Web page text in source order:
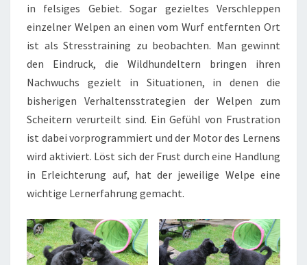
in felsiges Gebiet. Sogar gezieltes Verschleppen
einzelner Welpen an einen vom Wurf entfernten Ort
ist als Stresstraining zu beobachten. Man gewinnt
den Eindruck, die Wildhundeltern bringen ihren
Nachwuchs gezielt in Situationen, in denen die
bisherigen Verhaltensstrategien der Welpen zum
Scheitern verurteilt sind. Ein Gefühl von Frustration
ist dabei vorprogrammiert und der Motor des Lernens
wird aktiviert. Löst sich der Frust durch eine Handlung
in Erleichterung auf, hat der jeweilige Welpe eine
wichtige Lernerfahrung gemacht.